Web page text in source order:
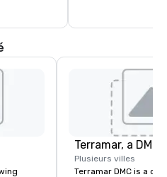
Plusieurs villes
Terramar DMC is a